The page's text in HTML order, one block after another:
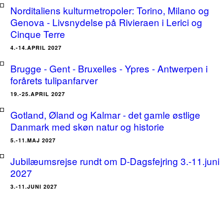
Norditaliens kulturmetropoler: Torino, Milano og
Genova - Livsnydelse på Rivieraen i Lerici og
Cinque Terre
4.-14.APRIL 2027
Brugge - Gent - Bruxelles - Ypres - Antwerpen i
forårets tulipanfarver
19.-25.APRIL 2027
Gotland, Øland og Kalmar - det gamle østlige
Danmark med skøn natur og historie
5.-11.MAJ 2027
Jubilæumsrejse rundt om D-Dagsfejring 3.-11.juni
2027
3.-11.JUNI 2027